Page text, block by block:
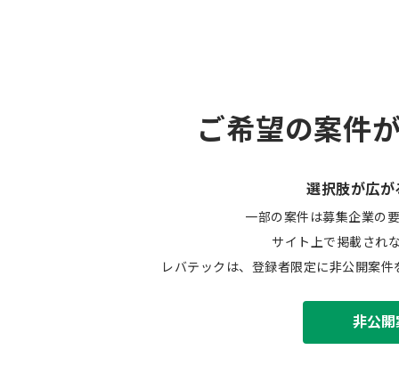
ご希望の案件
選択肢が広が
一部の案件は募集企業の
サイト上で掲載され
レバテックは、登録者限定に非公開案
非公